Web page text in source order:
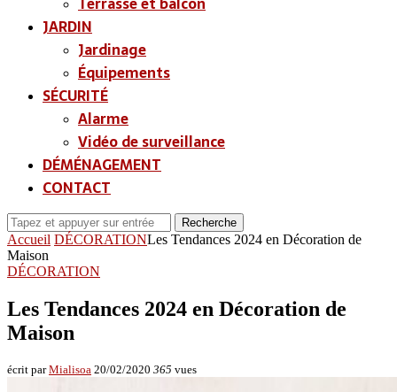
JARDIN
Jardinage
Équipements
SÉCURITÉ
Alarme
Vidéo de surveillance
DÉMÉNAGEMENT
CONTACT
Recherche
Accueil DÉCORATIONLes Tendances 2024 en Décoration de
Maison
DÉCORATION
Les Tendances 2024 en Décoration de
Maison
écrit parMialisoa 20/02/2020 365 vues